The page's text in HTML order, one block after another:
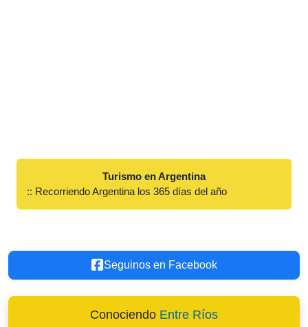
Turismo en Argentina
:: Recorriendo Argentina los 365 días del año
Seguinos en Facebook
Conociendo Entre Ríos